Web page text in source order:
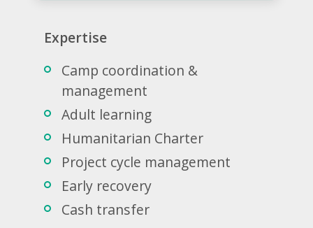
Expertise
Camp coordination &
management
Adult learning
Humanitarian Charter
Project cycle management
Early recovery
Cash transfer